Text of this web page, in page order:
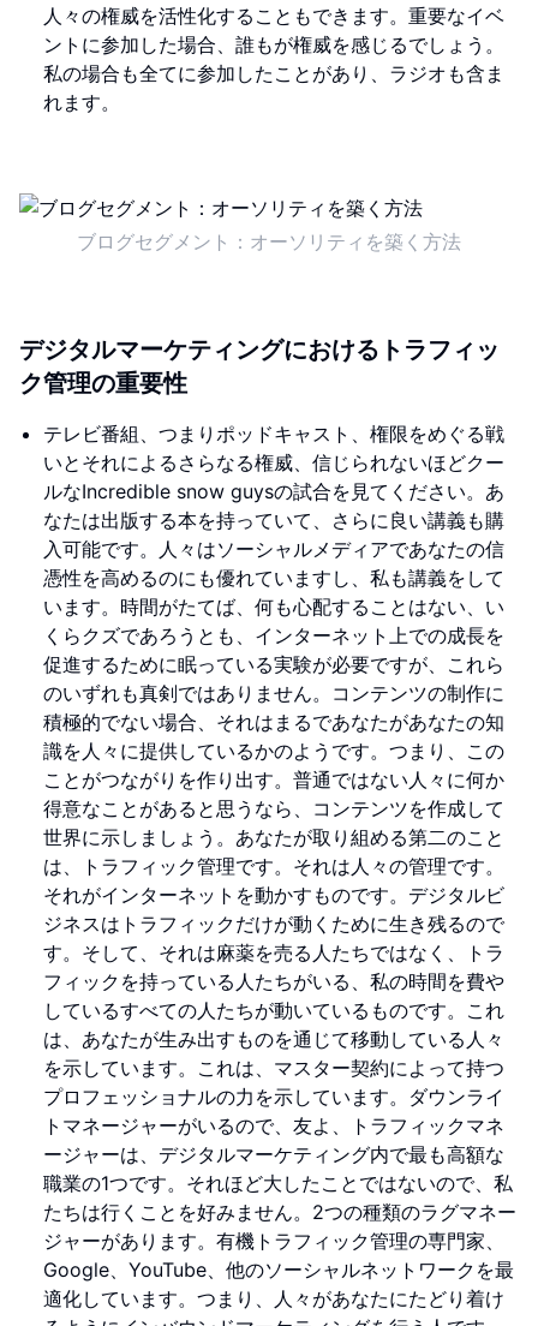
人々の権威を活性化することもできます。重要なイベ
ントに参加した場合、誰もが権威を感じるでしょう。
私の場合も全てに参加したことがあり、ラジオも含ま
れます。
ブログセグメント：オーソリティを築く方法
デジタルマーケティングにおけるトラフィッ
ク管理の重要性
テレビ番組、つまりポッドキャスト、権限をめぐる戦
いとそれによるさらなる権威、信じられないほどクー
ルなIncredible snow guysの試合を見てください。あ
なたは出版する本を持っていて、さらに良い講義も購
入可能です。人々はソーシャルメディアであなたの信
憑性を高めるのにも優れていますし、私も講義をして
います。時間がたてば、何も心配することはない、い
くらクズであろうとも、インターネット上での成長を
促進するために眠っている実験が必要ですが、これら
のいずれも真剣ではありません。コンテンツの制作に
積極的でない場合、それはまるであなたがあなたの知
識を人々に提供しているかのようです。つまり、この
ことがつながりを作り出す。普通ではない人々に何か
得意なことがあると思うなら、コンテンツを作成して
世界に示しましょう。あなたが取り組める第二のこと
は、トラフィック管理です。それは人々の管理です。
それがインターネットを動かすものです。デジタルビ
ジネスはトラフィックだけが動くために生き残るので
す。そして、それは麻薬を売る人たちではなく、トラ
フィックを持っている人たちがいる、私の時間を費や
しているすべての人たちが動いているものです。これ
は、あなたが生み出すものを通じて移動している人々
を示しています。これは、マスター契約によって持つ
プロフェッショナルの力を示しています。ダウンライ
トマネージャーがいるので、友よ、トラフィックマネ
ージャーは、デジタルマーケティング内で最も高額な
職業の1つです。それほど大したことではないので、私
たちは行くことを好みません。2つの種類のラグマネー
ジャーがあります。有機トラフィック管理の専門家、
Google、YouTube、他のソーシャルネットワークを最
適化しています。つまり、人々があなたにたどり着け